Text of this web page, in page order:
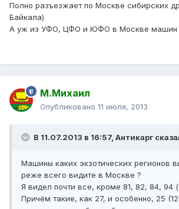
Полно разъезжает по Москве сибирских
Байкала)
А уж из УФО, ЦФО и ЮФО в Москве машин
М.Михаил
Опубликовано 11 июля, 2013
В 11.07.2013 в 16:57, Антикарг
Машины каких экзотических регионов
реже всего видите в Москве ?
Я видел почти все, кроме 81, 82, 84, 94
Причём такие, как 27, и особенно, 25